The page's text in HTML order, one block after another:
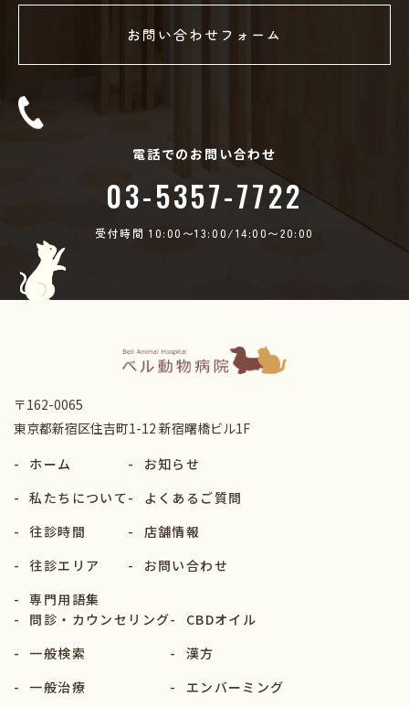
お問い合わせフォーム
電話でのお問い合わせ
03-5357-7722
受付時間 10:00〜13:00/14:00〜20:00
〒162-0065
東京都新宿区住吉町1-12 新宿曙橋ビル1F
-
ホーム
-
私たちについて
-
往診時間
-
往診エリア
-
専門用語集
-
お知らせ
-
よくあるご質問
-
店舗情報
-
お問い合わせ
-
問診・カウンセリング
-
一般検索
-
一般治療
-
CBDオイル
-
漢方
-
エンバーミング